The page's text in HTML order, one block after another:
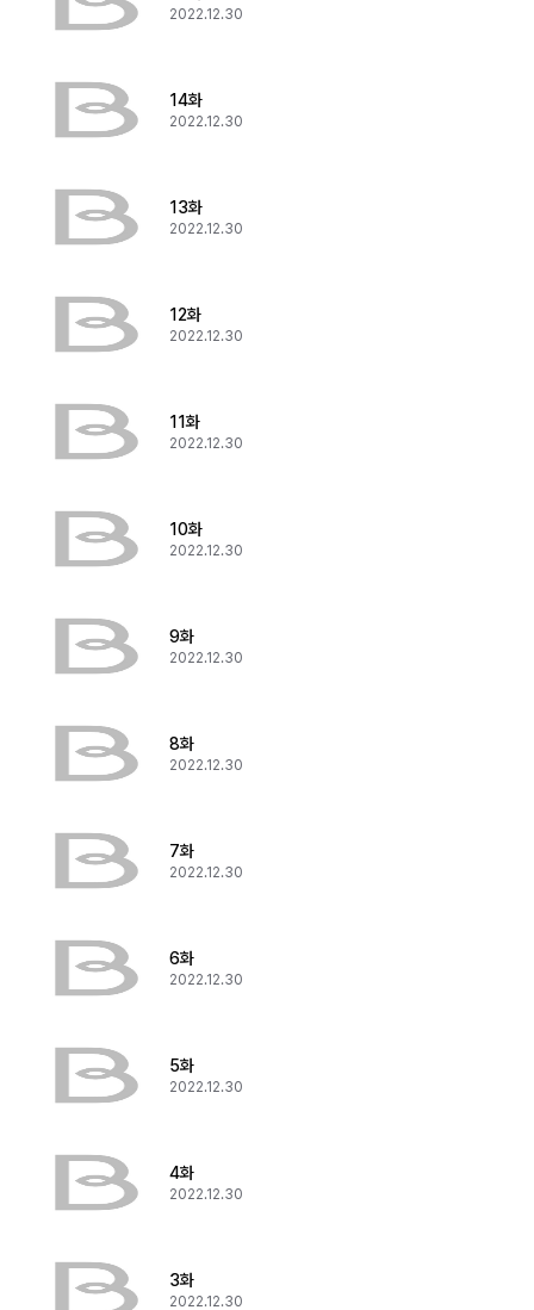
2022.12.30
14화
2022.12.30
13화
2022.12.30
12화
2022.12.30
11화
2022.12.30
10화
2022.12.30
9화
2022.12.30
8화
2022.12.30
7화
2022.12.30
6화
2022.12.30
5화
2022.12.30
4화
2022.12.30
3화
2022.12.30